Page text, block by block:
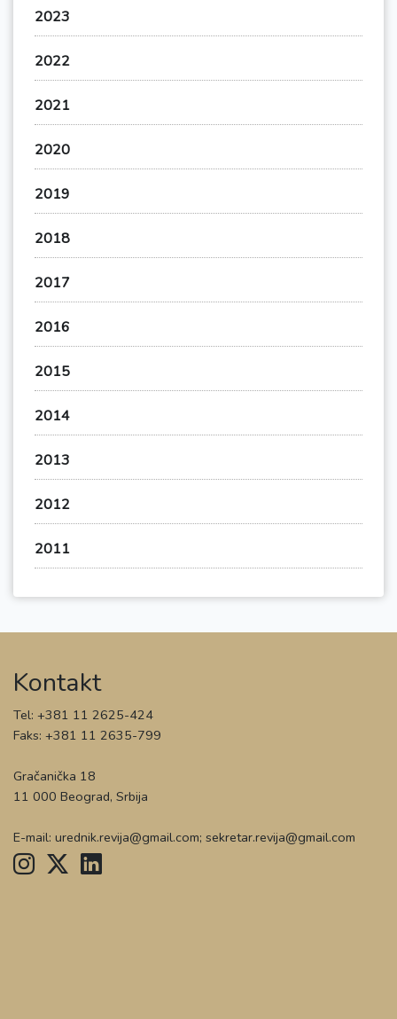
2023
2022
2021
2020
2019
2018
2017
2016
2015
2014
2013
2012
2011
Kontakt
Tel: +381 11 2625-424
Faks: +381 11 2635-799
Gračanička 18
11 000 Beograd, Srbija
E-mail: urednik.revija@gmail.com; sekretar.revija@gmail.com